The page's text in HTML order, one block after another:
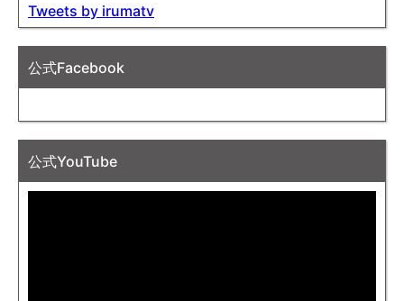
Tweets by irumatv
公式Facebook
公式YouTube